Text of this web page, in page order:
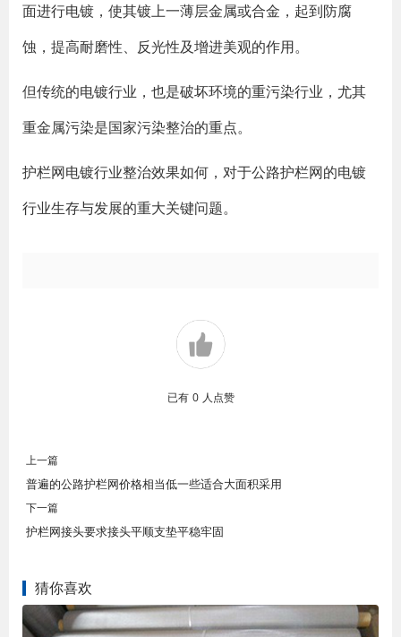
面进行电镀，使其镀上一薄层金属或合金，起到防腐
蚀，提高耐磨性、反光性及增进美观的作用。
但传统的电镀行业，也是破坏环境的重污染行业，尤其
重金属污染是国家污染整治的重点。
护栏网电镀行业整治效果如何，对于公路护栏网的电镀
行业生存与发展的重大关键问题。
已有 0 人点赞
上一篇
普遍的公路护栏网价格相当低一些适合大面积采用
下一篇
护栏网接头要求接头平顺支垫平稳牢固
猜你喜欢